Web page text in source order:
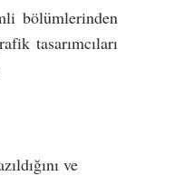
bölümlerinden
tasarımcıları
ve